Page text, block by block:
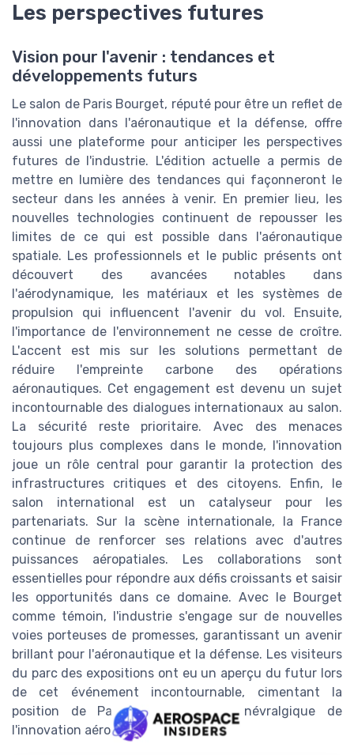
Les perspectives futures
Vision pour l'avenir : tendances et
développements futurs
Le salon de Paris Bourget, réputé pour être un reflet de
l'innovation dans l'aéronautique et la défense, offre
aussi une plateforme pour anticiper les perspectives
futures de l'industrie. L'édition actuelle a permis de
mettre en lumière des tendances qui façonneront le
secteur dans les années à venir. En premier lieu, les
nouvelles technologies continuent de repousser les
limites de ce qui est possible dans l'aéronautique
spatiale. Les professionnels et le public présents ont
découvert des avancées notables dans
l'aérodynamique, les matériaux et les systèmes de
propulsion qui influencent l'avenir du vol. Ensuite,
l'importance de l'environnement ne cesse de croître.
L'accent est mis sur les solutions permettant de
réduire l'empreinte carbone des opérations
aéronautiques. Cet engagement est devenu un sujet
incontournable des dialogues internationaux au salon.
La sécurité reste prioritaire. Avec des menaces
toujours plus complexes dans le monde, l'innovation
joue un rôle central pour garantir la protection des
infrastructures critiques et des citoyens. Enfin, le
salon international est un catalyseur pour les
partenariats. Sur la scène internationale, la France
continue de renforcer ses relations avec d'autres
puissances aéropatiales. Les collaborations sont
essentielles pour répondre aux défis croissants et saisir
les opportunités dans ce domaine. Avec le Bourget
comme témoin, l'industrie s'engage sur de nouvelles
voies porteuses de promesses, garantissant un avenir
brillant pour l'aéronautique et la défense. Les visiteurs
du parc des expositions ont eu un aperçu du futur lors
de cet événement incontournable, cimentant la
position de Paris comme centre névralgique de
l'innovation aéronautique.